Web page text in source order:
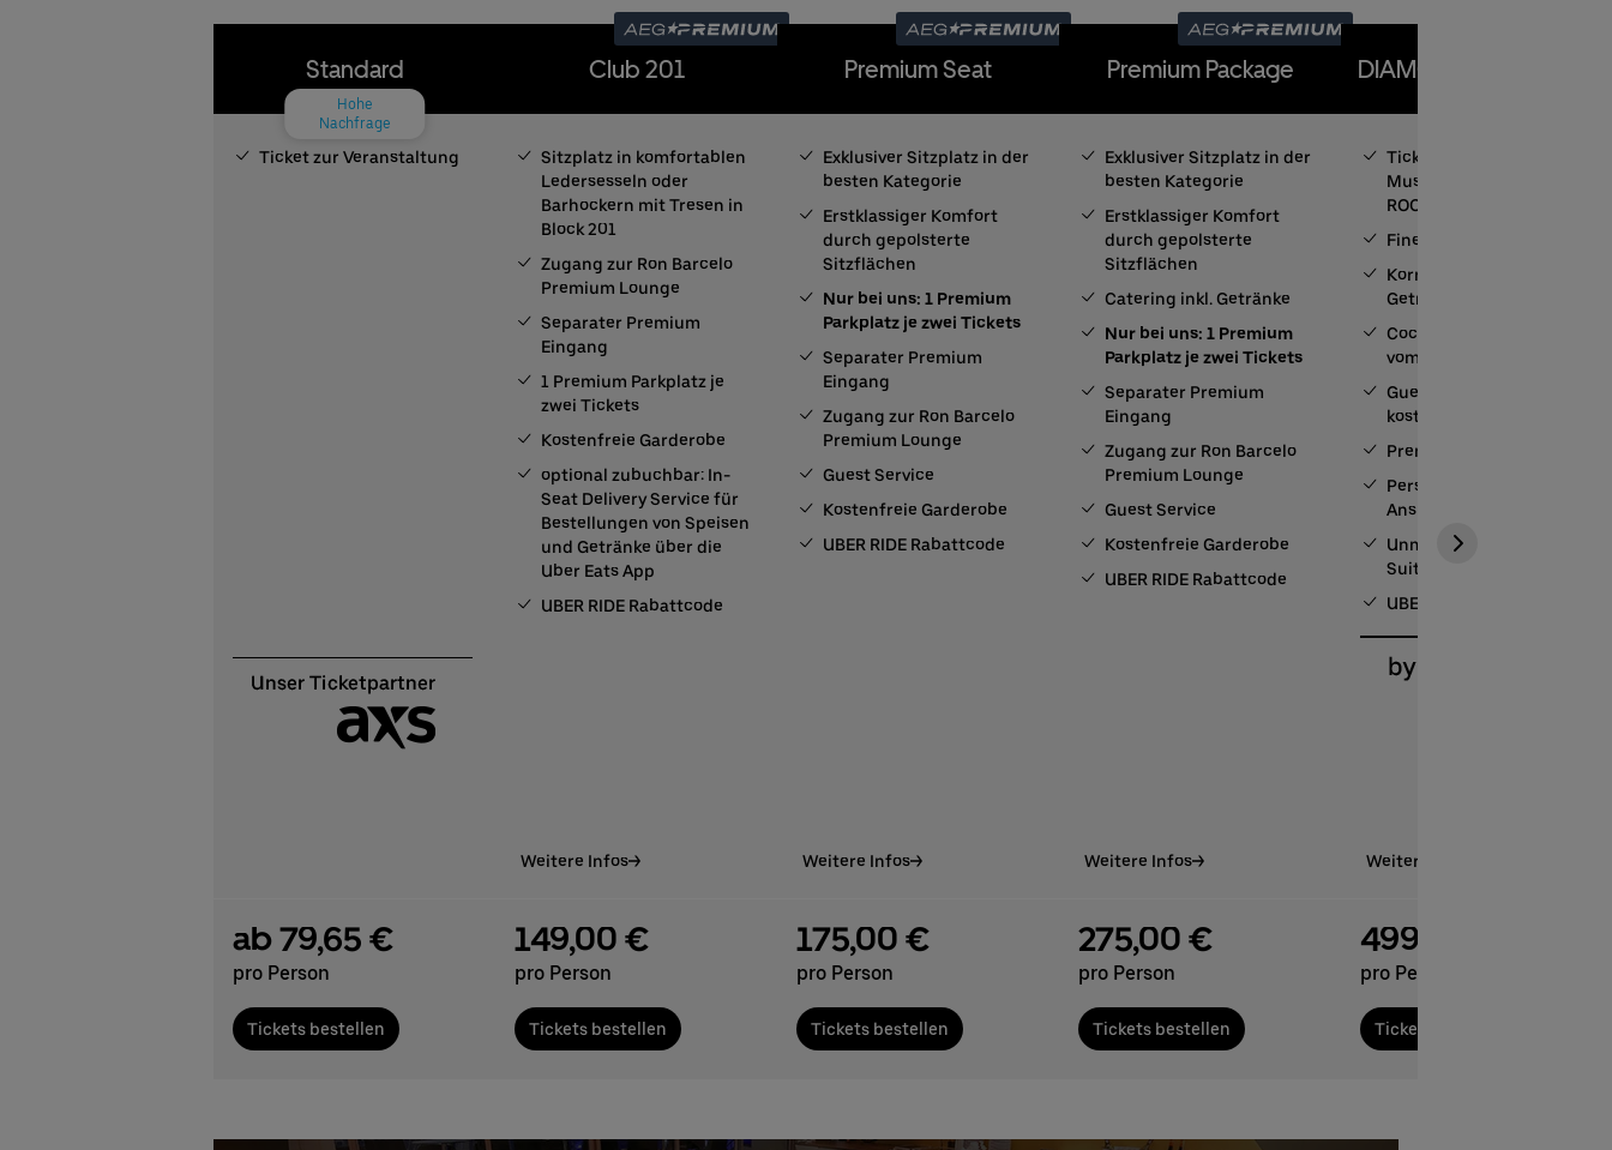
Standard
Hohe
Nachfrage
Ticket zur Veranstaltung
ab 79,65 €
pro Person
Tickets bestellen
Club 201
Sitzplatz in komfortablen
Ledersesseln oder
Barhockern mit Tresen in
Block 201
Zugang zur Ron Barcelo
Premium Lounge
Separater Premium
Eingang
1 Premium Parkplatz je
zwei Tickets
Kostenfreie Garderobe
optional zubuchbar: In-
Seat Delivery Service für
Bestellungen von Speisen
und Getränke über die
Uber Eats App
UBER RIDE Rabattcode
Weitere Infos
149,00 €
pro Person
Tickets bestellen
Premium Seat
Exklusiver Sitzplatz in der
besten Kategorie
Erstklassiger Komfort
durch gepolsterte
Sitzflächen
Nur bei uns: 1 Premium
Parkplatz je zwei Tickets
Separater Premium
Eingang
Zugang zur Ron Barcelo
Premium Lounge
Guest Service
Kostenfreie Garderobe
UBER RIDE Rabattcode
Weitere Infos
175,00 €
pro Person
Tickets bestellen
Premium Package
Exklusiver Sitzplatz in der
besten Kategorie
Erstklassiger Komfort
durch gepolsterte
Sitzflächen
Catering inkl. Getränke
Nur bei uns: 1 Premium
Parkplatz je zwei Tickets
Separater Premium
Eingang
Zugang zur Ron Barcelo
Premium Lounge
Guest Service
Kostenfreie Garderobe
UBER RIDE Rabattcode
Weitere Infos
275,00 €
pro Person
Tickets bestellen
DIAMOND BALL ROOM
Ticket für den Amazon
Music DIAMOND BALL
ROOM
Fine-Dining-Catering
Korrespondierende
Getränke
Cocktails und Longdrinks
vom eigenen Barkeeper
Guest Service (u.a.
kostenfreie Garderobe)
Premium Parkplatz
Persönlicher
Ansprechpartner
Unmittelbare Nähe zur
Suiten-Sonnenterrasse
UBER RIDE Rabattcode
Weitere Infos
499,00 €
pro Person
Tickets bestellen